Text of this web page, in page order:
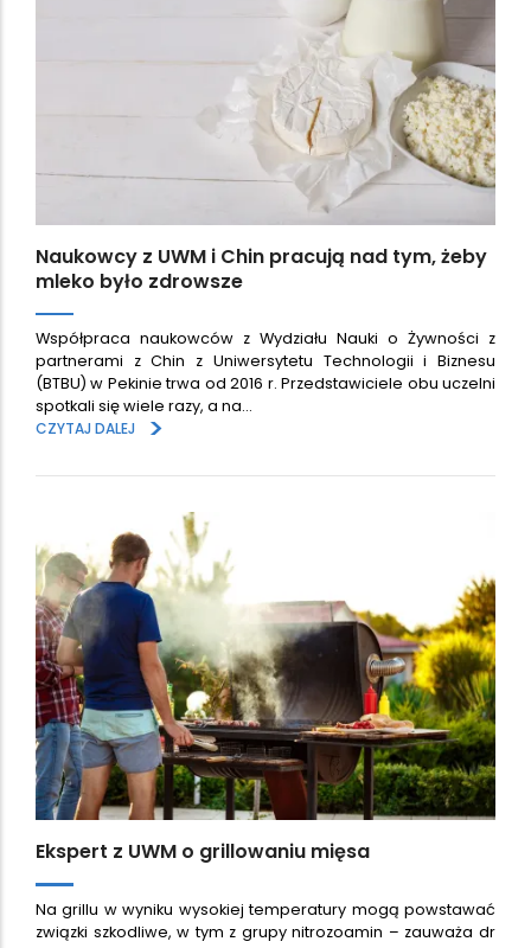
Naukowcy z UWM i Chin pracują nad tym, żeby
mleko było zdrowsze
Współpraca naukowców z Wydziału Nauki o Żywności z
partnerami z Chin z Uniwersytetu Technologii i Biznesu
(BTBU) w Pekinie trwa od 2016 r. Przedstawiciele obu uczelni
spotkali się wiele razy, a na…
CZYTAJ DALEJ
>
Ekspert z UWM o grillowaniu mięsa
Na grillu w wyniku wysokiej temperatury mogą powstawać
związki szkodliwe, w tym z grupy nitrozoamin – zauważa dr